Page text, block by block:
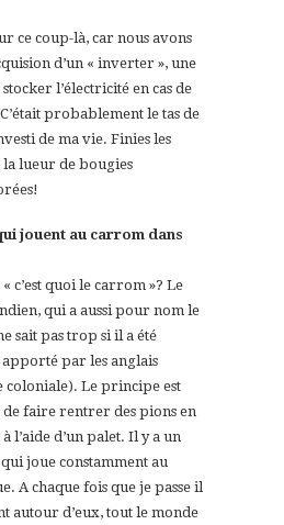
ce coup-là, car nous avons
d’un « inverter », une
l’électricité en cas de
probablement le tas de
de ma vie. Finies les
la lueur de bougies
jouent au carrom dans
c’est quoi le carrom »? Le
qui a aussi pour nom le
sait pas trop si il a été
par les anglais
coloniale). Le principe est
de faire rentrer des pions en
l’aide d’un palet. Il y a un
joue constamment au
A chaque fois que je passe il
autour d’eux, tout le monde